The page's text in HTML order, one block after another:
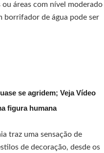
áreas com nível moderado
borrifador de água pode ser
se agridem; Veja Vídeo
figura humana
traz uma sensação de
de decoração, desde os